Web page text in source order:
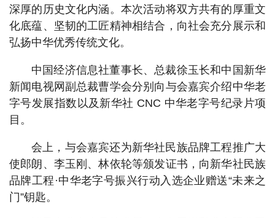
深厚的历史文化内涵。本次活动将双方共有的厚重文
化底蕴、坚韧的工匠精神相结合，向社会充分展示和
弘扬中华优秀传统文化。
中国经济信息社董事长、总裁徐玉长和中国新华
新闻电视网副总裁曹学会分别向与会嘉宾介绍中华老
字号发展指数以及新华社 CNC 中华老字号纪录片项
目。
会上，与会嘉宾还为新华社民族品牌工程推广大
使郎朗、李玉刚、林依轮等颁发证书，向新华社民族
品牌工程·中华老字号振兴行动入选企业赠送“未来之
门”钥匙。